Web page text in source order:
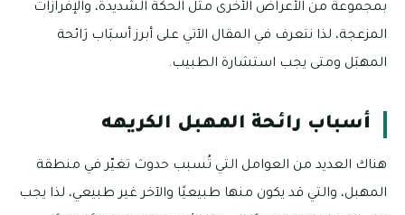
بمجموعة من الأعراض الأخرى مثل الحكة الشديدة، والإفرازات
المزعجة، لذا نتعرف في المقال الآتي على أبرز أسبَاب رَائحة
المهبَل ومتى يجب استشارة الطبيب.
أسباب رائحة المهبل الكريهه
هناك العديد من العوامل التي تُسبب حدوث تغيّر في منطقة
المهبل، والتي قد يكون منها طبيعيًا والآخر غير طبيعي، لذا يجب